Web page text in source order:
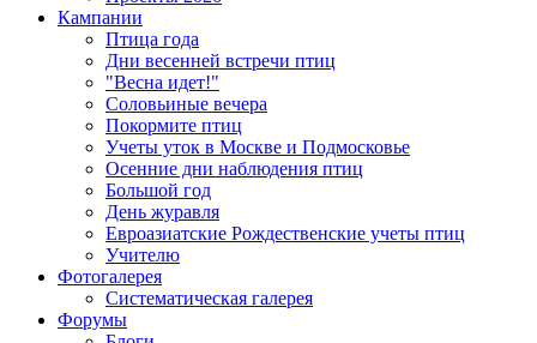
Кампании
Птица года
Дни весенней встречи птиц
"Весна идет!"
Соловьиные вечера
Покормите птиц
Учеты уток в Москве и Подмосковье
Осенние дни наблюдения птиц
Большой год
День журавля
Евроазиатские Рождественские учеты птиц
Учителю
Фотогалерея
Систематическая галерея
Форумы